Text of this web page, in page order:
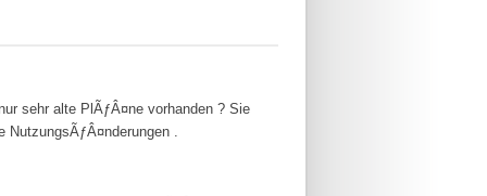
sehr alte PlÃƒÂ¤ne vorhanden ? Sie
NutzungsÃƒÂ¤nderungen .